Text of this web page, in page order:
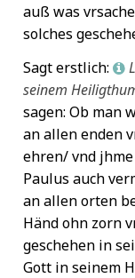
auß was
solches
Sagt erstlich: L
seinem
sagen: Ob man
an allen enden
ehren/ vnd
Paulus auch
an allen orten
Händ ohn zorn
geschehen in
Gott in seinem